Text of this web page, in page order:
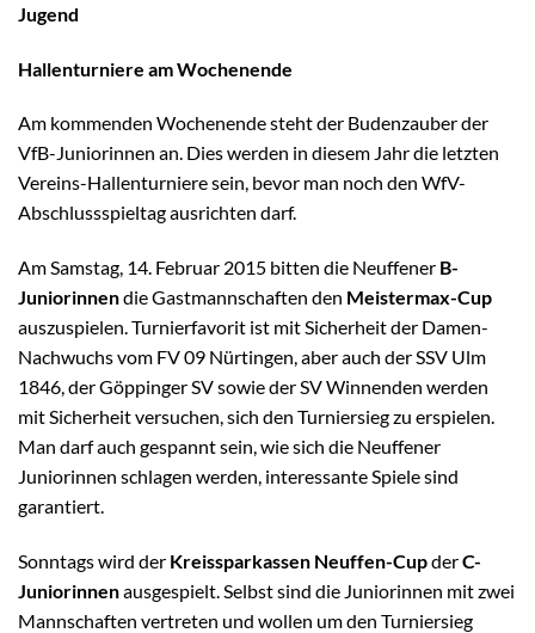
Jugend
Hallenturniere am Wochenende
Am kommenden Wochenende steht der Budenzauber der
VfB-Juniorinnen an. Dies werden in diesem Jahr die letzten
Vereins-Hallenturniere sein, bevor man noch den WfV-
Abschlussspieltag ausrichten darf.
Am Samstag, 14. Februar 2015 bitten die Neuffener B-
Juniorinnendie Gastmannschaften den Meistermax-Cup
auszuspielen. Turnierfavorit ist mit Sicherheit der Damen-
Nachwuchs vom FV 09 Nürtingen, aber auch der SSV Ulm
1846, der Göppinger SV sowie der SV Winnenden werden
mit Sicherheit versuchen, sich den Turniersieg zu erspielen.
Man darf auch gespannt sein, wie sich die Neuffener
Juniorinnen schlagen werden, interessante Spiele sind
garantiert.
Sonntags wird der Kreissparkassen Neuffen-CupderC-
Juniorinnenausgespielt. Selbst sind die Juniorinnen mit zwei
Mannschaften vertreten und wollen um den Turniersieg